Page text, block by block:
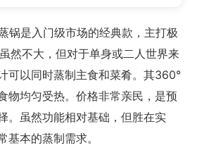
锅是入门级市场的经典款，主打极
然不大，但对于单身或二人世界来
可以同时蒸制主食和菜肴。其360°
物均匀受热。价格非常亲民，是预
。虽然功能相对基础，但胜在实
基本的蒸制需求。